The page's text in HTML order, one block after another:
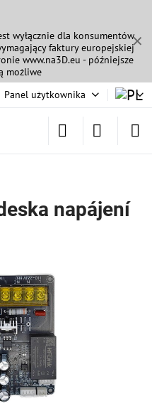
✕
wyłącznie dla konsumentów
faktury europejskiej
www.na3D.eu - późniejsze
możliwe
Panel użytkownika
napájení